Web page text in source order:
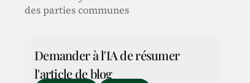
des parties communes
Demander à l'IA de résumer
l'article de blog